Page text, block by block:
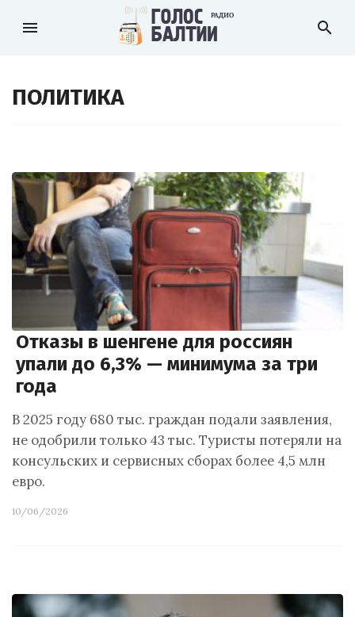
menu search
ПОЛИТИКА
Отказы в шенгене для россиян
упали до 6,3% — минимума за три
года
В 2025 году 680 тыс. граждан подали заявления,
не одобрили только 43 тыс. Туристы потеряли на
консульских и сервисных сборах более 4,5 млн
евро.
10/06/2026